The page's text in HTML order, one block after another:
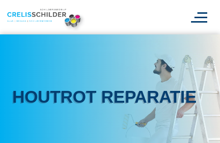
HOUTROT REPARATIE